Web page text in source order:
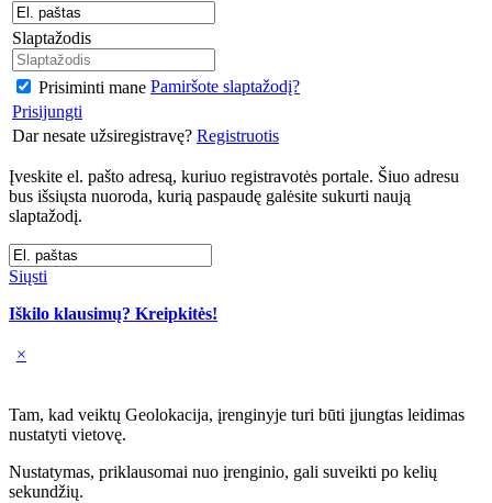
Slaptažodis
Prisiminti mane Pamiršote slaptažodį?
Prisijungti
Dar nesate užsiregistravę? Registruotis
Įveskite el. pašto adresą, kuriuo registravotės portale. Šiuo adresu
bus išsiųsta nuoroda, kurią paspaudę galėsite sukurti naują
slaptažodį.
Siųsti
Iškilo klausimų? Kreipkitės!
×
Tam, kad veiktų Geolokacija, įrenginyje turi būti įjungtas leidimas
nustatyti vietovę.
Nustatymas, priklausomai nuo įrenginio, gali suveikti po kelių
sekundžių.